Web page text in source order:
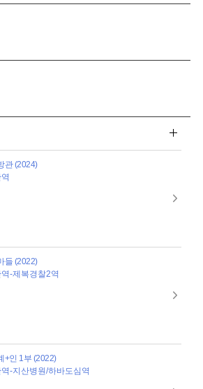
관 (2024)
들 (2022)
역-제복경찰2역
+인 1부 (2022)
역-지산병원/하바도심역